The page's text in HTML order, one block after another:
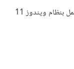
معظم التطبيقات الموجودة على الحاسوب الذي يعمل بنظام ويندوز 11